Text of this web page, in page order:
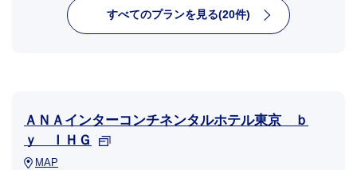
すべてのプランを見る(20件)
ＡＮＡインターコンチネンタルホテル東京 ｂ
ｙ ＩＨＧ
MAP